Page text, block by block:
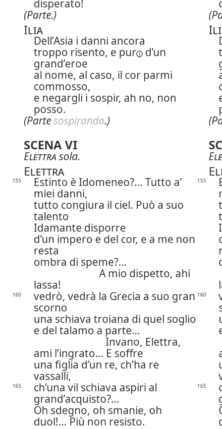
disperato!
(Parte.)
Ilia
Dell’Asia i danni ancora
troppo risento, e pur
d’un
grand’eroe
al nome, al caso, il cor parmi
commosso,
e negargli i sospir, ah no, non
posso.
(Partesospirando.)
SCENA VI
Elettra sola.
Elettra
155
Estinto è Idomeneo?… Tutto a’
miei danni,
155
tutto congiura il ciel. Può a suo
talento
Idamante disporre
d’un impero e del cor, e a me non
resta
ombra di speme?…
A mio dispetto, ahi
lassa!
160
vedrò, vedrà la Grecia a suo gran
scorno
160
una schiava troiana di quel soglio
e del talamo a parte…
Invano, Elettra,
ami l’ingrato… E soffre
una figlia d’un re, ch’ha re
vassalli,
165
ch’una vil schiava aspiri al
grand’acquisto?…
165
Oh sdegno, oh smanie, oh
duol!… Più non resisto.